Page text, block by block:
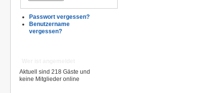
Passwort vergessen?
Benutzername
vergessen?
Aktuell sind 218 Gäste und
keine Mitglieder online